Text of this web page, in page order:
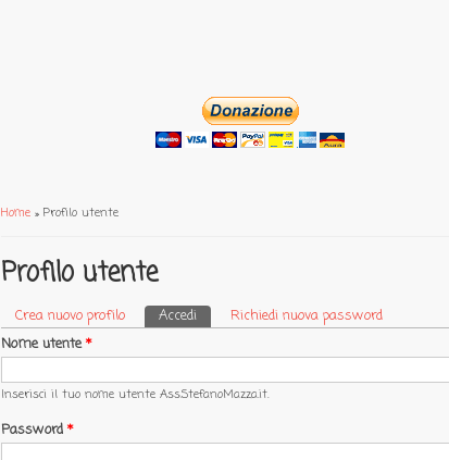
Home » Profilo utente
Profilo utente
Schede primarie
Crea nuovo profilo Accedi (scheda attiva)
Richiedi nuova password
Nome utente*
Inserisci il tuo nome utente Ass.StefanoMazza.it.
Password *